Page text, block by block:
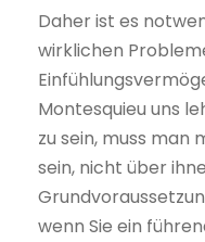
Daher ist es
wirklichen
Montesquieu uns
zu sein, muss man
sein, nicht über
wenn Sie ein